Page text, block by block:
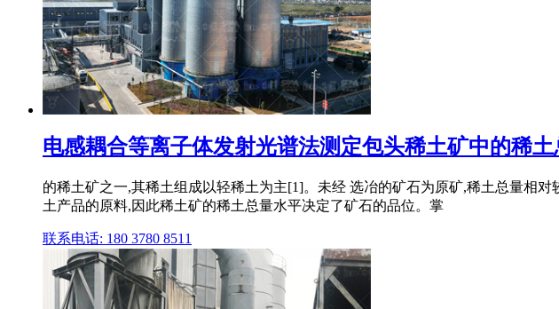
电感耦合等离子体发射光谱法测定包头稀土矿中的稀土
的稀土矿之一,其稀土组成以轻稀土为主[1]。未经 选冶的矿石为原矿,稀土总量相
土产品的原料,因此稀土矿的稀土总量水平决定了矿石的品位。掌
联系电话: 180 3780 8511